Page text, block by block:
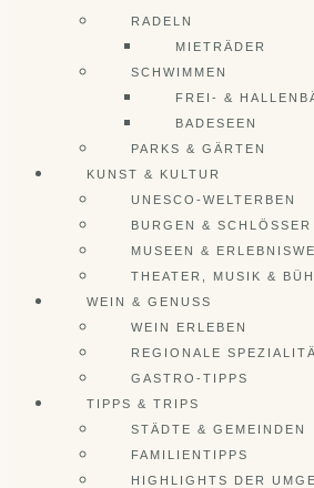
RADELN
MIETRÄDER
SCHWIMMEN
FREI- &
BADESEEN
PARKS & GÄRTEN
KUNST & KULTUR
UNESCO-WELTERBEN
BURGEN & SCHLÖSSER
MUSEEN &
THEATER, MUSIK &
WEIN & GENUSS
WEIN ERLEBEN
REGIONALE
GASTRO-TIPPS
TIPPS & TRIPS
STÄDTE & GEMEINDEN
FAMILIENTIPPS
HIGHLIGHTS DER